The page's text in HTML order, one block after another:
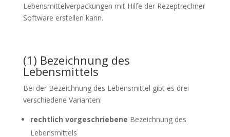
Lebensmittelverpackungen mit Hilfe der Rezeptrechner
Software erstellen kann.
(1) Bezeichnung des
Lebensmittels
Bei der Bezeichnung des Lebensmittel gibt es drei
verschiedene Varianten:
rechtlich vorgeschriebene Bezeichnung des
Lebensmittels